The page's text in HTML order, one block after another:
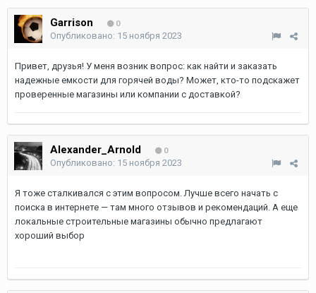
Garrison 0
Опубликовано: 15 ноября 2023
Привет, друзья! У меня возник вопрос: как найти и заказать
надежные емкости для горячей воды? Может, кто-то подскажет
проверенные магазины или компании с доставкой?
Alexander_Arnold 0
Опубликовано: 15 ноября 2023
Я тоже сталкивался с этим вопросом. Лучше всего начать с
поиска в интернете — там много отзывов и рекомендаций. А еще
локальные строительные магазины обычно предлагают
хороший выбор